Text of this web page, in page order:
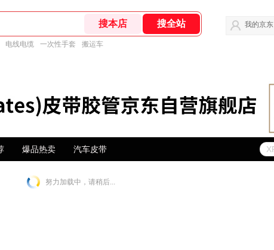
电线电缆 一次性手套 搬运车
我的京东
爆品热卖 汽车皮带
努力加载中，请稍后...